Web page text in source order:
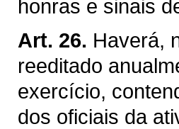
honras e sinais
Art. 26. Haverá,
reeditado
exercício,
dos oficiais da